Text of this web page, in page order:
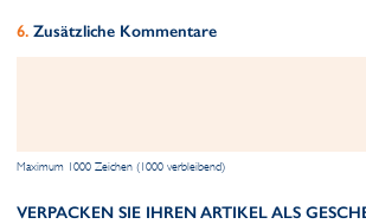
Zusätzliche Kommentare
Maximum 1000 Zeichen (1000 verbleibend)
VERPACKEN SIE IHREN ARTIKEL ALS